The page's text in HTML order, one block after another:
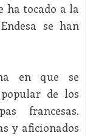
ha tocado a la
se han
en que se
de los
francesas.
y aficionados